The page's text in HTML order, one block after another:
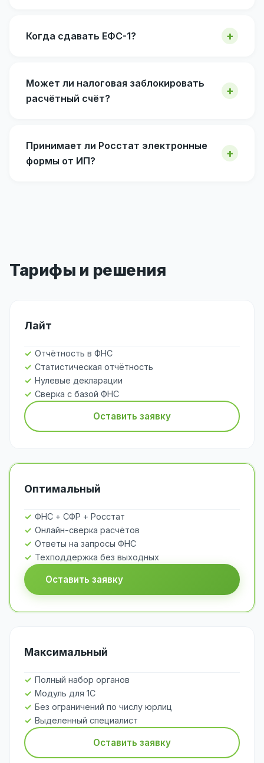
Когда сдавать ЕФС-1?
Может ли налоговая заблокировать
расчётный счёт?
Принимает ли Росстат электронные
формы от ИП?
Тарифы и решения
Лайт
Отчётность в ФНС
Статистическая отчётность
Нулевые декларации
Сверка с базой ФНС
Оставить заявку
Оптимальный
ФНС + СФР + Росстат
Онлайн-сверка расчётов
Ответы на запросы ФНС
Техподдержка без выходных
Оставить заявку
Максимальный
Полный набор органов
Модуль для 1С
Без ограничений по числу юрлиц
Выделенный специалист
Оставить заявку